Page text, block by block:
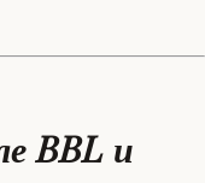
BBL и